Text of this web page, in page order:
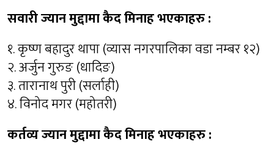
सवारी ज्यान मुद्दामा कैद मिनाह भएकाहरु :
१. कृष्ण बहादुर थापा (व्यास नगरपालिका वडा नम्बर १२)
२. अर्जुन गुरुङ (धादिङ)
३. तारानाथ पुरी (सर्लाही)
४. विनोद मगर (महोतरी)
कर्तव्य ज्यान मुद्दामा कैद मिनाह भएकाहरु :